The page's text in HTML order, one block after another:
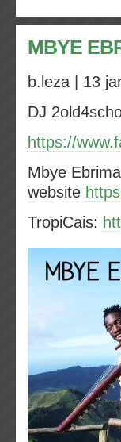
MBYE
b.leza | 13
DJ
https://
Mbye
website
TropiCais: